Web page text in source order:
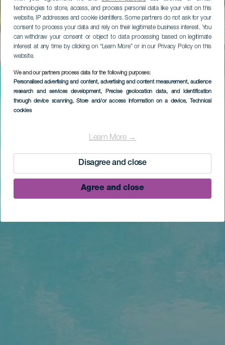
technologies to store, access, and process personal data like your visit on this
website, IP addresses and cookie identifiers. Some partners do not ask for your
consent to process your data and rely on their legitimate business interest. You
can withdraw your consent or object to data processing based on legitimate
interest at any time by clicking on “Learn More” or in our Privacy Policy on this
website.
We and our partners process data for the following purposes:
Personalised advertising and content, advertising and content measurement, audience
research and services development, Precise geolocation data, and identification
through device scanning, Store and/or access information on a device, Technical
cookies
Learn More →
Disagree and close
Agree and close